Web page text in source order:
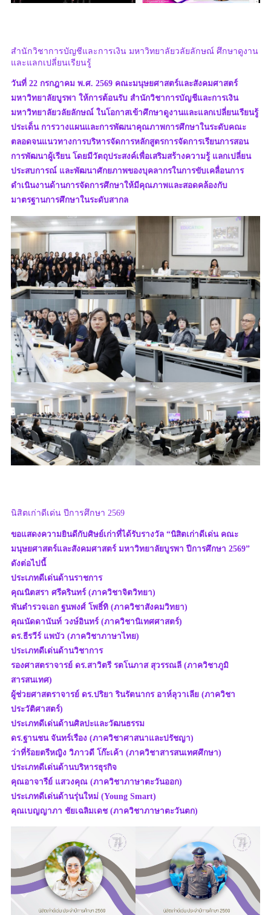
สำนักวิชาการบัญชีและการเงิน มหาวิทยาลัยวลัยลักษณ์ ศึกษาดูงาน
และแลกเปลี่ยนเรียนรู้
วันที่ 22 กรกฎาคม พ.ศ. 2569 คณะมนุษยศาสตร์และสังคมศาสตร์
มหาวิทยาลัยบูรพา ให้การต้อนรับ สำนักวิชาการบัญชีและการเงิน
มหาวิทยาลัยวลัยลักษณ์ ในโอกาสเข้าศึกษาดูงานและแลกเปลี่ยนเรียนรู้
ประเด็น การวางแผนและการพัฒนาคุณภาพการศึกษาในระดับคณะ
ตลอดจนแนวทางการบริหารจัดการหลักสูตรการจัดการเรียนการสอน
การพัฒนาผู้เรียน โดยมีวัตถุประสงค์เพื่อเสริมสร้างความรู้ แลกเปลี่ยน
ประสบการณ์ และพัฒนาศักยภาพของบุคลากรในการขับเคลื่อนการ
ดำเนินงานด้านการจัดการศึกษาให้มีคุณภาพและสอดคล้องกับ
มาตรฐานการศึกษาในระดับสากล
นิสิตเก่าดีเด่น ปีการศึกษา 2569
ขอแสดงความยินดีกับศิษย์เก่าที่ได้รับรางวัล “นิสิตเก่าดีเด่น คณะ
มนุษยศาสตร์และสังคมศาสตร์ มหาวิทยาลัยบูรพา ปีการศึกษา 2569”
ดังต่อไปนี้
ประเภทดีเด่นด้านราชการ
คุณนิตสรา ศรีครินทร์ (ภาควิชาจิตวิทยา)
พันตำรวจเอก ฐนพงศ์ โพธิ์ทิ (ภาควิชาสังคมวิทยา)
คุณนัดดานันท์ วงษ์อินทร์ (ภาควิชานิเทศศาสตร์)
ดร.ธีรวีร์ แพบัว (ภาควิชาภาษาไทย)
ประเภทดีเด่นด้านวิชาการ
รองศาสตราจารย์ ดร.สาวิตรี รตโนภาส สุวรรณลี (ภาควิชาภูมิ
สารสนเทศ)
ผู้ช่วยศาสตราจารย์ ดร.ปริยา รินรัตนากร อาห์ลุวาเลีย (ภาควิชา
ประวัติศาสตร์)
ประเภทดีเด่นด้านศิลปะและวัฒนธรรม
ดร.ฐานชน จันทร์เรือง (ภาควิชาศาสนาและปรัชญา)
ว่าที่ร้อยตรีหญิง วิภาวดี โก๊ะเค้า (ภาควิชาสารสนเทศศึกษา)
ประเภทดีเด่นด้านบริหารธุรกิจ
คุณอาจารีย์ แสวงคุณ (ภาควิชาภาษาตะวันออก)
ประเภทดีเด่นด้านรุ่นใหม่ (Young Smart)
คุณเบญญาภา ชัยเฉลิมเดช (ภาควิชาภาษาตะวันตก)